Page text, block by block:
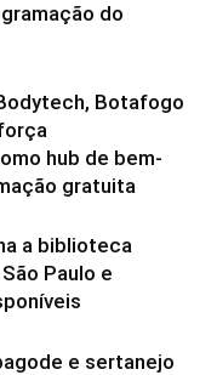
do
Botafogo
hub de bem-
gratuita
a biblioteca
Paulo e
e sertanejo